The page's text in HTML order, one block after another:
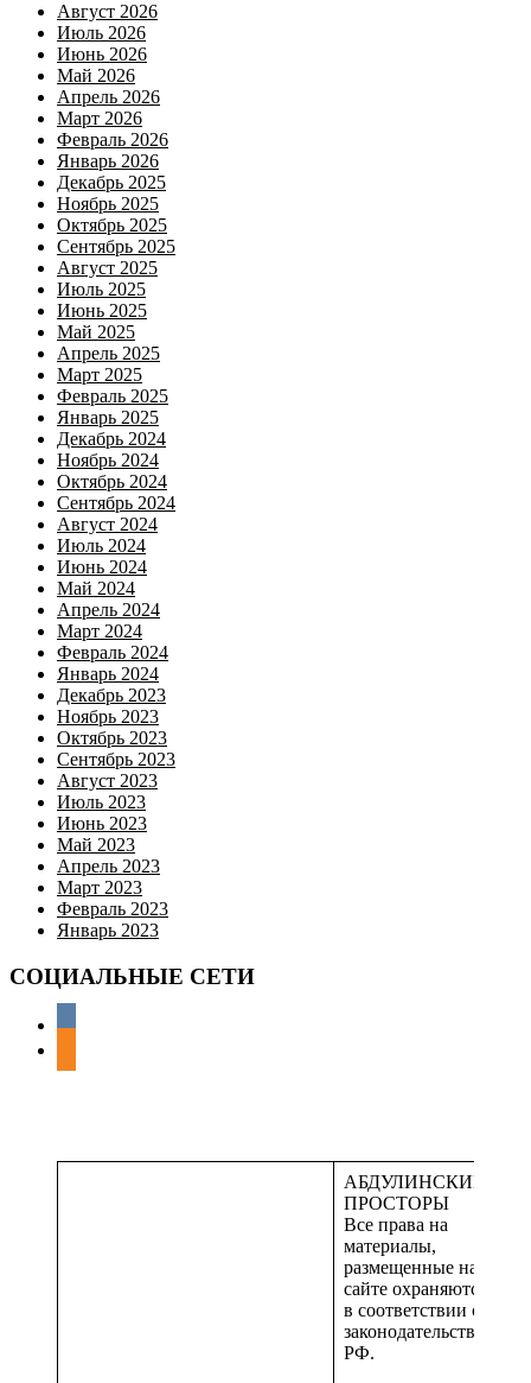
Август 2026
Июль 2026
Июнь 2026
Май 2026
Апрель 2026
Март 2026
Февраль 2026
Январь 2026
Декабрь 2025
Ноябрь 2025
Октябрь 2025
Сентябрь 2025
Август 2025
Июль 2025
Июнь 2025
Май 2025
Апрель 2025
Март 2025
Февраль 2025
Январь 2025
Декабрь 2024
Ноябрь 2024
Октябрь 2024
Сентябрь 2024
Август 2024
Июль 2024
Июнь 2024
Май 2024
Апрель 2024
Март 2024
Февраль 2024
Январь 2024
Декабрь 2023
Ноябрь 2023
Октябрь 2023
Сентябрь 2023
Август 2023
Июль 2023
Июнь 2023
Май 2023
Апрель 2023
Март 2023
Февраль 2023
Январь 2023
СОЦИАЛЬНЫЕ СЕТИ
АБДУЛИНСКИЕ
ПРОСТОРЫ
Все права на
материалы,
размещенные на
сайте охраняются
в соответствии с
законодательством
РФ.